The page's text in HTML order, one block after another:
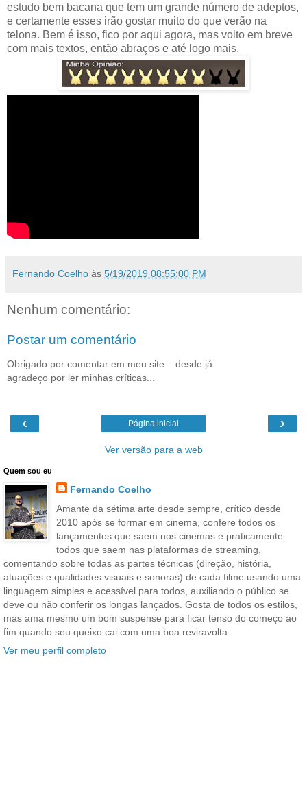
estudo bem bacana que tem um grande número de adeptos,
e certamente esses irão gostar muito do que verão na
telona. Bem é isso, fico por aqui agora, mas volto em breve
com mais textos, então abraços e até logo mais.
Fernando Coelho às 5/19/2019 08:55:00 PM
Nenhum comentário:
Postar um comentário
Obrigado por comentar em meu site... desde já
agradeço por ler minhas críticas...
‹ ›
Página inicial
Ver versão para a web
Quem sou eu
Fernando Coelho
Amante da sétima arte desde sempre, crítico desde
2010 após se formar em cinema, confere todos os
lançamentos que saem nos cinemas e praticamente
todos que saem nas plataformas de streaming,
comentando sobre todas as partes técnicas (direção, história,
atuações e qualidades visuais e sonoras) de cada filme usando uma
linguagem simples e acessível para todos, auxiliando o público se
deve ou não conferir os longas lançados. Gosta de todos os estilos,
mas ama mesmo um bom suspense para ficar tenso do começo ao
fim quando seu queixo cai com uma boa reviravolta.
Ver meu perfil completo